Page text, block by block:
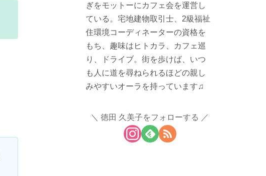
ぎをモットーにカフェ会を運営し
ている。宅地建物取引士、2級福祉
住環境コーディネーターの資格を
もち、趣味はヒトカラ、カフェ巡
り、ドライブ。街を歩けば、いつ
も人に道を尋ねられるほどの親し
みやすいオーラを持っています♫
徳田 久美子をフォローする